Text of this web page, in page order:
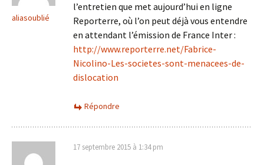
aliasoublié
l’entretien que met aujourd’hui en ligne
Reporterre, où l’on peut déjà vous entendre
en attendant l’émission de France Inter :
http://www.reporterre.net/Fabrice-
Nicolino-Les-societes-sont-menacees-de-
dislocation
Répondre
17 septembre 2015 à 1:34 pm